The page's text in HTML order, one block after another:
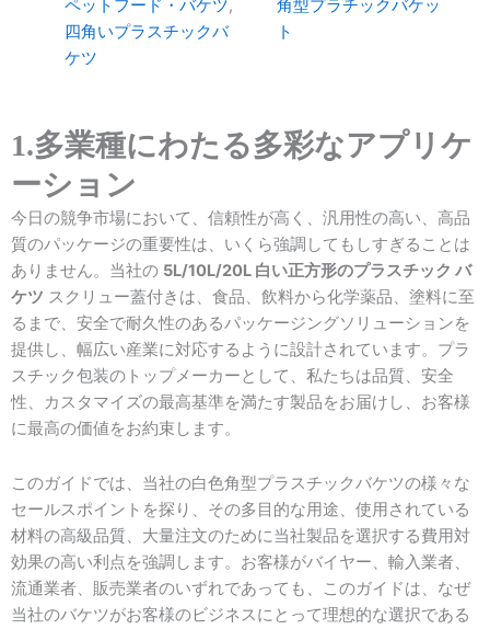
ペットフード・バケツ,
四角いプラスチックバ
ケツ
角型プラチックバケッ
ト
1.多業種にわたる多彩なアプリケ
ーション
今日の競争市場において、信頼性が高く、汎用性の高い、高品
質のパッケージの重要性は、いくら強調してもしすぎることは
ありません。当社の 5L/10L/20L 白い正方形のプラスチック バ
ケツ スクリュー蓋付きは、食品、飲料から化学薬品、塗料に至
るまで、安全で耐久性のあるパッケージングソリューションを
提供し、幅広い産業に対応するように設計されています。プラ
スチック包装のトップメーカーとして、私たちは品質、安全
性、カスタマイズの最高基準を満たす製品をお届けし、お客様
に最高の価値をお約束します。
このガイドでは、当社の白色角型プラスチックバケツの様々な
セールスポイントを探り、その多目的な用途、使用されている
材料の高級品質、大量注文のために当社製品を選択する費用対
効果の高い利点を強調します。お客様がバイヤー、輸入業者、
流通業者、販売業者のいずれであっても、このガイドは、なぜ
当社のバケツがお客様のビジネスにとって理想的な選択である